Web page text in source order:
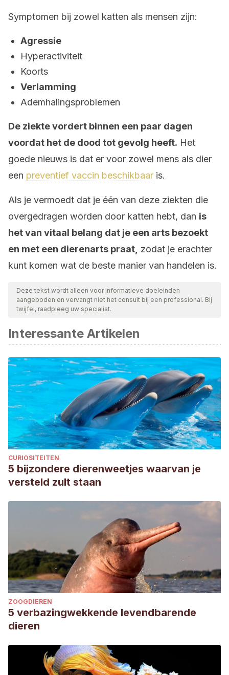
Symptomen bij zowel katten als mensen zijn:
Agressie
Hyperactiviteit
Koorts
Verlamming
Ademhalingsproblemen
De ziekte vordert binnen een paar dagen
voordat het de dood tot gevolg heeft. Het
goede nieuws is dat er voor zowel mens als dier
een preventief vaccin beschikbaar is.
Als je vermoedt dat je één van deze ziekten die
overgedragen worden door katten hebt, dan is
het van vitaal belang dat je een arts bezoekt
en met een dierenarts praat, zodat je erachter
kunt komen wat de beste manier van handelen is.
Deze tekst wordt alleen voor informatieve doeleinden
aangeboden en vervangt niet het consult bij een professional. Bij
twijfel, raadpleeg uw specialist.
Interessante Artikelen
CURIOSITEITEN
5 bijzondere dierenweetjes waarvan je
versteld zult staan
ZOOGDIEREN
5 verbazingwekkende levendbarende
dieren